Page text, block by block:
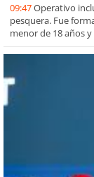
09:47Operativo
pesquera. Fue
menor de 18 años